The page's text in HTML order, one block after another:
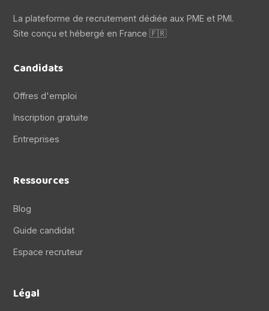
La plateforme de recrutement dédiée aux PME et PMI.
Site conçu et hébergé en France 🇫🇷
Candidats
Offres d'emploi
Inscription gratuite
Entreprises
Ressources
Blog
Guide candidat
Espace recruteur
Légal